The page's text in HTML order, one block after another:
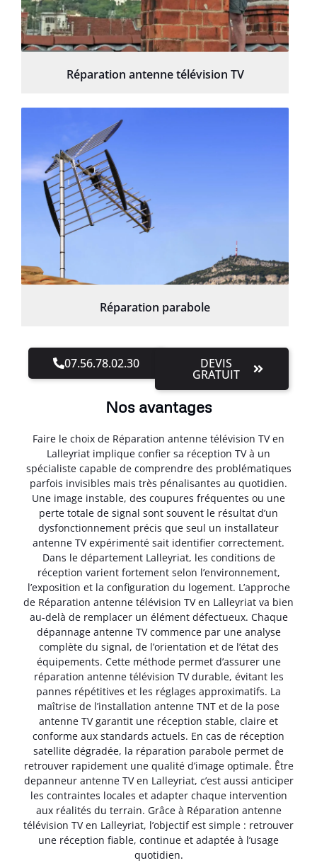
Réparation antenne télévision TV
Réparation parabole
07.56.78.02.30 DEVIS
GRATUIT
Nos avantages
Faire le choix de Réparation antenne télévision TV en
Lalleyriat implique confier sa réception TV à un
spécialiste capable de comprendre des problématiques
parfois invisibles mais très pénalisantes au quotidien.
Une image instable, des coupures fréquentes ou une
perte totale de signal sont souvent le résultat d’un
dysfonctionnement précis que seul un installateur
antenne TV expérimenté sait identifier correctement.
Dans le département Lalleyriat, les conditions de
réception varient fortement selon l’environnement,
l’exposition et la configuration du logement. L’approche
de Réparation antenne télévision TV en Lalleyriat va bien
au-delà de remplacer un élément défectueux. Chaque
dépannage antenne TV commence par une analyse
complète du signal, de l’orientation et de l’état des
équipements. Cette méthode permet d’assurer une
réparation antenne télévision TV durable, évitant les
pannes répétitives et les réglages approximatifs. La
maîtrise de l’installation antenne TNT et de la pose
antenne TV garantit une réception stable, claire et
conforme aux standards actuels. En cas de réception
satellite dégradée, la réparation parabole permet de
retrouver rapidement une qualité d’image optimale. Être
depanneur antenne TV en Lalleyriat, c’est aussi anticiper
les contraintes locales et adapter chaque intervention
aux réalités du terrain. Grâce à Réparation antenne
télévision TV en Lalleyriat, l’objectif est simple : retrouver
une réception fiable, continue et adaptée à l’usage
quotidien.